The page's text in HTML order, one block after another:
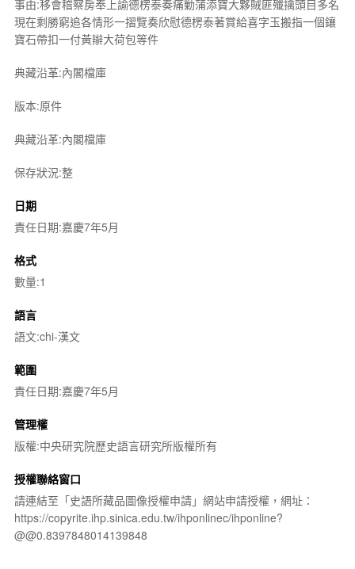
事由:移會稽察房奉上諭德楞泰奏痛勦蒲添寶大夥賊匪殲擒頭目多名
現在剩勝窮追各情形一摺覽奏欣慰德楞泰著賞給喜字玉搬指一個鑲
寶石帶扣一付黃辮大荷包等件
典藏沿革:內閣檔庫
版本:原件
典藏沿革:內閣檔庫
保存狀況:整
日期
責任日期:嘉慶7年5月
格式
數量:1
語言
語文:chi-漢文
範圍
責任日期:嘉慶7年5月
管理權
版權:中央研究院歷史語言研究所版權所有
授權聯絡窗口
請連結至「史語所藏品圖像授權申請」網站申請授權，網址：
https://copyrite.ihp.sinica.edu.tw/ihponlinec/ihponline?
@@0.8397848014139848